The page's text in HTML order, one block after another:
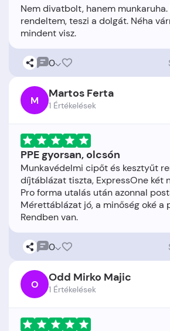
Nem divatbolt, hanem
rendeltem, teszi a dolgát. Néha
0
M Martos Ferta
1 Értékelések
PPE gyorsan, olcsón
Munkavédelmi cipőt és kesztyűt
díjtáblázat tiszta, ExpressOne két
Pro forma utalás után azonnal
Mérettáblázat jó, a minőség oké a
0
O Odd Mirko Majic
1 Értékelések